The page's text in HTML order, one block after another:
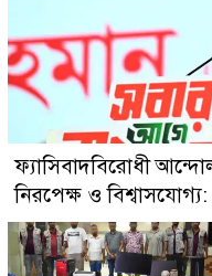
ফ্যাসিবাদবিরোধী
নিরপেক্ষ ও বিশ্বাসযোগ্য: